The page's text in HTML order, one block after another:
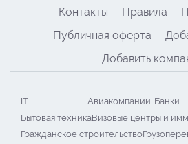
Контакты
Правила
Публичная оферта
Добавить
IT Авиакомпании Банки
Бытовая техникаВизовые центры и
Гражданское строительство